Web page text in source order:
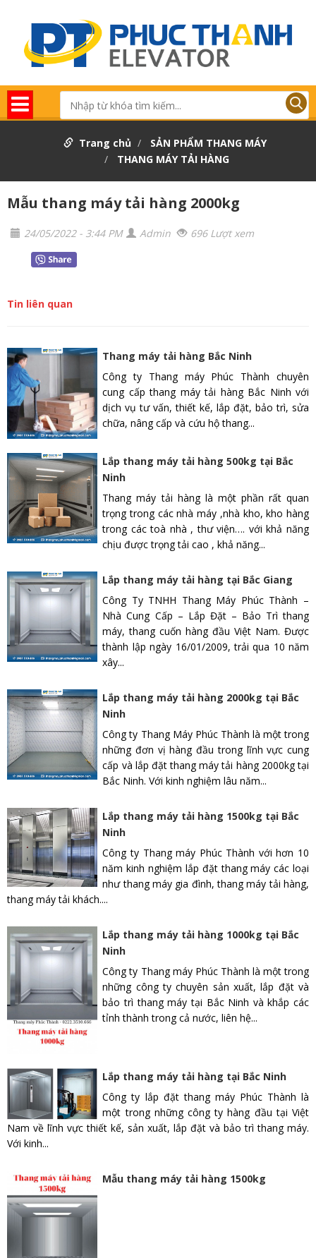
Trang chủ
SẢN PHẨM THANG MÁY
THANG MÁY TẢI HÀNG
Mẫu thang máy tải hàng 2000kg
24/05/2022 - 3:44 PM Admin 696 Lượt xem
Tin liên quan
Thang máy tải hàng Bắc Ninh
Công ty Thang máy Phúc Thành chuyên
cung cấp thang máy tải hàng Bắc Ninh với
dịch vụ tư vấn, thiết kế, lắp đặt, bảo trì, sửa
chữa, nâng cấp và cứu hộ thang...
Lắp thang máy tải hàng 500kg tại Bắc
Ninh
Thang máy tải hàng là một phần rất quan
trọng trong các nhà máy ,nhà kho, kho hàng
trong các toà nhà , thư viện…. với khả năng
chịu được trọng tải cao , khả năng...
Lắp thang máy tải hàng tại Bắc Giang
Công Ty TNHH Thang Máy Phúc Thành –
Nhà Cung Cấp – Lắp Đặt – Bảo Trì thang
máy, thang cuốn hàng đầu Việt Nam. Được
thành lập ngày 16/01/2009, trải qua 10 năm
xây...
Lắp thang máy tải hàng 2000kg tại Bắc
Ninh
Công ty Thang Máy Phúc Thành là một trong
những đơn vị hàng đầu trong lĩnh vực cung
cấp và lắp đặt thang máy tải hàng 2000kg tại
Bắc Ninh. Với kinh nghiệm lâu năm...
Lắp thang máy tải hàng 1500kg tại Bắc
Ninh
Công ty Thang máy Phúc Thành với hơn 10
năm kinh nghiệm lắp đặt thang máy các loại
như thang máy gia đình, thang máy tải hàng,
thang máy tải khách....
Lắp thang máy tải hàng 1000kg tại Bắc
Ninh
Công ty Thang máy Phúc Thành là một trong
những công ty chuyên sản xuất, lắp đặt và
bảo trì thang máy tại Bắc Ninh và khắp các
tỉnh thành trong cả nước, liên hệ...
Lắp thang máy tải hàng tại Bắc Ninh
Công ty lắp đặt thang máy Phúc Thành là
một trong những công ty hàng đầu tại Việt
Nam về lĩnh vực thiết kế, sản xuất, lắp đặt và bảo trì thang máy.
Với kinh...
Mẫu thang máy tải hàng 1500kg